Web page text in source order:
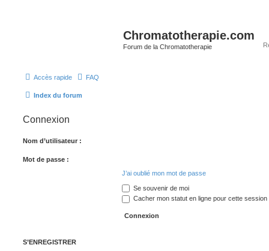
Chromatotherapie.com
Forum de la Chromatotherapie
Accès rapide FAQ
Index du forum
Connexion
Nom d’utilisateur :
Mot de passe :
J’ai oublié mon mot de passe
Se souvenir de moi
Cacher mon statut en ligne pour cette session
S’ENREGISTRER